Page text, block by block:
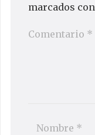
marcados con